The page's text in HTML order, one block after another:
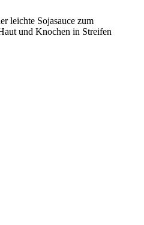
leichte Sojasauce zum
und Knochen in Streifen